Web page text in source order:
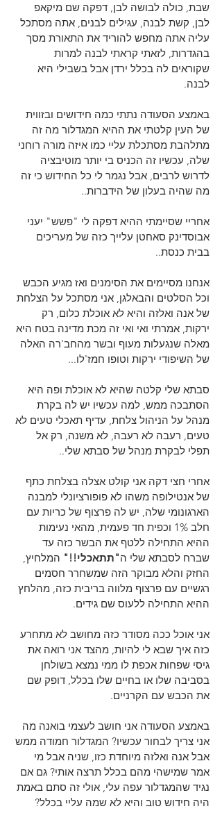
שבת, כולה לבושה לבן, דפקה שם מיקאפ
לבן, קשת לבנה, עגילים לבנים, אתה מסתכל
עליה אתה מחפש להוריד את התאורת מסך
בהגדרות, לזאתי קראתי לבנה למרות
שקוראים לה בכלל ירדן אבל בשבילי היא
לבנה.
באמצע הסעודה נתתי כמה חידושים ובזווית
של העין קלטתי את ההיא המגדלור מה זה
מתלהבת מסתכלת עליי כמו איזה מורה רוחני
שלה, עכשיו זה הכניס בי יותר מוטיבציה
לדרוש לרבים, אבל נגמר לי כל החידוש כי זה
מה שהיה בעלון של הידברות..
אחריי שסיימתי ההיא דפקה לי "פשש" יעני
אבוסדינק סאחטן עלייך כזה של מעריכים
בבית כנסת..
אנחנו מסיימים את הסימנים ואז מגיע הכבש
וכל הסלטים והבאלגן, אני מסתכל על הצלחת
של אנה ואלזה והיא לא אוכלת כלום, רק
ירקות, אמרתי ואי ואי זה מכת מדינה בטח היא
מאלה שנגעלות מעוף ובשר מהחב'רה האלה
של השיפודי ירקות וטופו חמז'לו...
סבתא שלי קלטה שהיא לא אוכלת ופה היא
הסתבכה ממש, למה עכשיו יש לה בקרת
מנהל על הניהול צלחת, עדיף תאכלי טעים לא
טעים, רעבה לא רעבה, לא משנה, רק אל
תפלי לבקרת מנהל של סבתא שלי..
אחרי חצי דקה אני קולט אצלה בצלחת כתף
של אנטילופה משהו לא פופורציונלי למבנה
הארגונומי שלה, יש לה פרצוף של כריות עם
חלב 1% וכפית חד פעמית, מהאי נעימות
ההיא התחילה ללטף את הבשר כזה עד
שברח לסבתא שלי ה"תתאכלי!!" המלחיץ,
החזק והלא מבוקר הזה שמשחרר חסמים
רגשיים עם פרצוף מלווה בריבית כזה, מהלחץ
ההיא התחילה ללעוס שם גידים.
אני אוכל ככה מסודר כזה מחושב לא מתחרע
כזה איך שבא לי להיות, מהצד אני רואה את
גיסי שפחות אכפת לו ממי נמצא בשולחן
בסביבה שלו או בחיים שלו בכלל, דופק שם
את הכבש עם הקרניים.
באמצע הסעודה אני חושב לעצמי בואנה מה
אני צריך לבחור עכשיו? המגדלור חמודה ממש
אבל אנה ואלזה מיוחדת כזו, שניה אבל מי
אמר שמישהי מהם בכלל תרצה אותי? גם אם
נגיד שהמגדלור עפה עלי, אולי זה סתם באמת
היה חידוש טוב והיא לא שמה עליי בכלל?